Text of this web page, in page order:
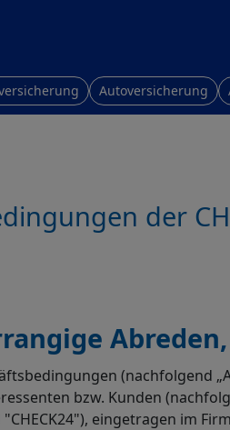
Autoversicherung
der
(nachfolgend
bzw. Kunden
eingetragen im